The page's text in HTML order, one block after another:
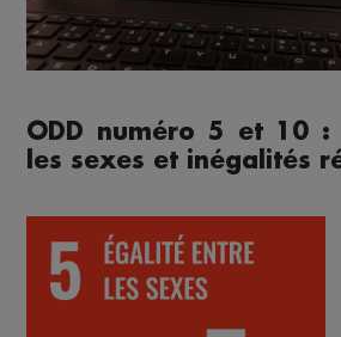
ODD numéro 5 et 10 :
les sexes et inégalités